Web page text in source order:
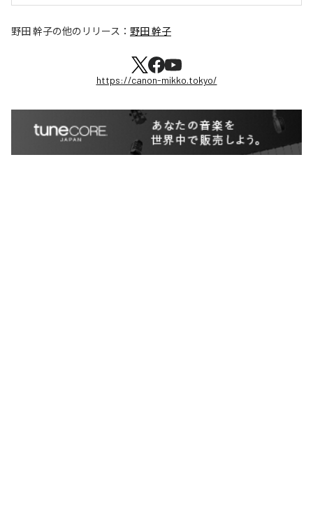
野田 幹子の他のリリース： 野田 幹子
https://canon-mikko.tokyo/